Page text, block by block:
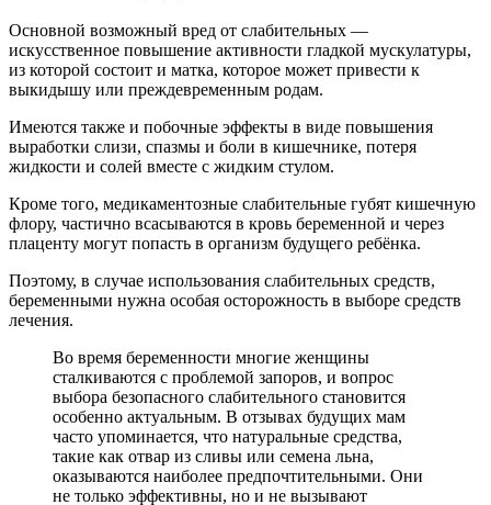
Основной возможный вред от слабительных —
искусственное повышение активности гладкой мускулатуры,
из которой состоит и матка, которое может привести к
выкидышу или преждевременным родам.
Имеются также и побочные эффекты в виде повышения
выработки слизи, спазмы и боли в кишечнике, потеря
жидкости и солей вместе с жидким стулом.
Кроме того, медикаментозные слабительные губят кишечную
флору, частично всасываются в кровь беременной и через
плаценту могут попасть в организм будущего ребёнка.
Поэтому, в случае использования слабительных средств,
беременными нужна особая осторожность в выборе средств
лечения.
Во время беременности многие женщины
сталкиваются с проблемой запоров, и вопрос
выбора безопасного слабительного становится
особенно актуальным. В отзывах будущих мам
часто упоминается, что натуральные средства,
такие как отвар из сливы или семена льна,
оказываются наиболее предпочтительными. Они
не только эффективны, но и не вызывают